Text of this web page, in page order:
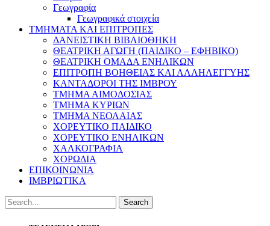
Γεωγραφία
Γεωγραφικά στοιχεία
ΤΜΗΜΑΤΑ ΚΑΙ ΕΠΙΤΡΟΠΕΣ
ΔΑΝΕΙΣΤΙΚΗ ΒΙΒΛΙΟΘΗΚΗ
ΘΕΑΤΡΙΚΗ ΑΓΩΓΗ (ΠΑΙΔΙΚΟ – ΕΦΗΒΙΚΟ)
ΘΕΑΤΡΙΚΗ ΟΜΑΔΑ ΕΝΗΛΙΚΩΝ
ΕΠΙΤΡΟΠΗ ΒΟΗΘΕΙΑΣ ΚΑΙ ΑΛΛΗΛΕΓΓΥΗΣ
ΚΑΝΤΑΔΟΡΟΙ ΤΗΣ ΙΜΒΡΟΥ
ΤΜΗΜΑ ΑΙΜΟΔΟΣΙΑΣ
ΤΜΗΜΑ ΚΥΡΙΩΝ
ΤΜΗΜΑ ΝΕΟΛΑΙΑΣ
ΧΟΡΕΥΤΙΚΟ ΠΑΙΔΙΚΟ
ΧΟΡΕΥΤΙΚΟ ΕΝΗΛΙΚΩΝ
ΧΑΛΚΟΓΡΑΦΙΑ
ΧΟΡΩΔΙΑ
ΕΠΙΚΟΙΝΩΝΙΑ
ΙΜΒΡΙΩΤΙΚΑ